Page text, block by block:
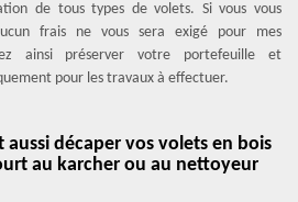
de tous types de volets. Si vous vous
frais ne vous sera exigé pour mes
ainsi préserver votre portefeuille et
pour les travaux à effectuer.
décaper vos volets en bois
au karcher ou au nettoyeur